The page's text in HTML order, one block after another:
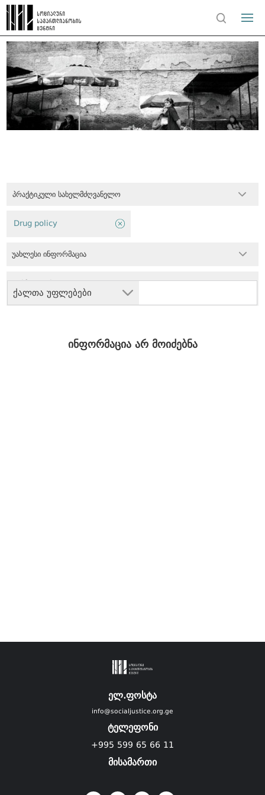
პრაქტიკული სახელმძღვანელო
ქალთა უფლებები
Drug policy
უახლესი ინფორმაცია
ინფორმაცია არ მოიძებნა
ელ.ფოსტა
info@socialjustice.org.ge
ტელეფონი
+995 599 65 66 11
მისამართი